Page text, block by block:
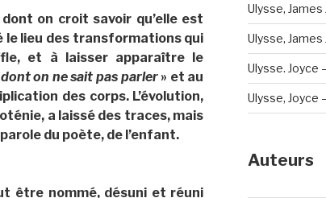
on croit savoir qu’elle est
le lieu des transformations qui
et à laisser apparaître le
on ne sait pas parler» et au
des corps. L’évolution,
a laissé des traces, mais
du poète, de l’enfant.
être nommé, désuni et réuni
Ulysse, James
Ulysse, James
Ulysse. Joyce
Ulysse, Joyce
Auteurs